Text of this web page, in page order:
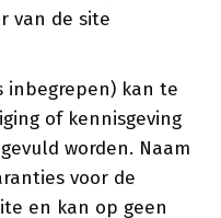
van de site
inbegrepen) kan te
of kennisgeving
worden. Naam
voor de
en kan op geen